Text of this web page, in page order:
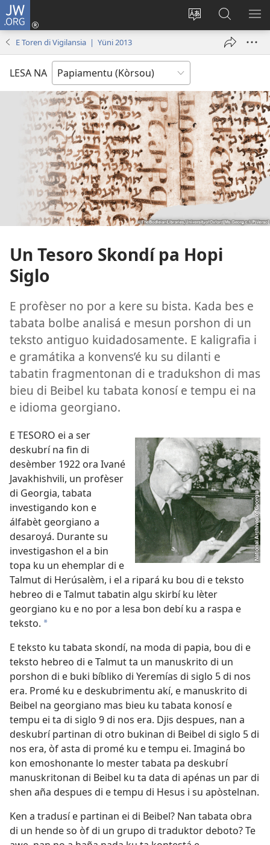
JW.ORG
Kambia
Log
window)
Buska
Riba
JW.ORG
E Toren di Vigilansia | Yüni 2013
LESA NA
Un Tesoro Skondí pa Hopi
Siglo
E profèser no por a kere su bista. Kada bes e
tabata bolbe analisá e mesun porshon di un
teksto antiguo kuidadosamente. E kaligrafia i
e gramátika a konvens’é ku su dilanti e
tabatin fragmentonan di e tradukshon di mas
bieu di Beibel ku tabata konosí e tempu ei na
e idioma georgiano.
E TESORO ei a ser
deskubrí na fin di
desèmber 1922 ora Ivané
Javakhishvili, un profèser
di Georgia, tabata
investigando kon e
álfabèt georgiano a
desaroyá. Durante su
investigashon el a bin
topa ku un ehemplar di e
Talmut di Herúsalèm, i el a ripará ku bou di e teksto
hebreo di e Talmut tabatin algu skirbí ku lèter
georgiano ku e no por a lesa bon debí ku a raspa e
teksto. *
E teksto ku tabata skondí, na moda di papia, bou di e
teksto hebreo di e Talmut ta un manuskrito di un
porshon di e buki bíbliko di Yeremías di siglo 5 di nos
era. Promé ku e deskubrimentu akí, e manuskrito di
Beibel na georgiano mas bieu ku tabata konosí e
tempu ei ta di siglo 9 di nos era. Djis despues, nan a
deskubrí partinan di otro bukinan di Beibel di siglo 5 di
nos era, òf asta di promé ku e tempu ei. Imaginá bo
kon emoshonante lo mester tabata pa deskubrí
manuskritonan di Beibel ku ta data di apénas un par di
shen aña despues di e tempu di Hesus i su apòstelnan.
Ken a tradusí e partinan ei di Beibel? Nan tabata obra
di un hende so òf di un grupo di traduktor deboto? Te